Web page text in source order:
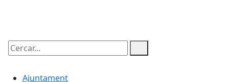
Cercar:
Ajuntament